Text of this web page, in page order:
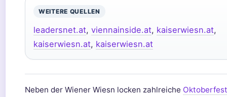
WEITERE QUELLEN
leadersnet.at, viennainside.at, kaiserwiesn.at,
kaiserwiesn.at, kaiserwiesn.at
Neben der Wiener Wiesn locken zahlreiche